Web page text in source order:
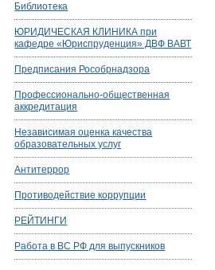
Библиотека
ЮРИДИЧЕСКАЯ КЛИНИКА при
кафедре «Юриспруденция» ДВФ ВАВТ
Предписания Рособрнадзора
Профессионально-общественная
аккредитация
Независимая оценка качества
образовательных услуг
Антитеррор
Противодействие коррупции
РЕЙТИНГИ
Работа в ВС РФ для выпускников